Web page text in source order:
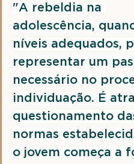
"A rebeldia na
adolescência,
níveis adequados,
representar um
necessário no
individuação. É
questionamento
normas
o jovem começa a